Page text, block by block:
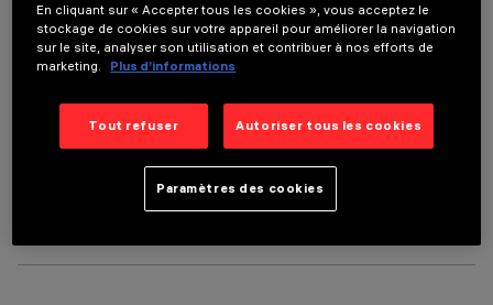
COMPOSANTS OPTIONNELS
En cliquant sur « Accepter tous les cookies », vous acceptez le
stockage de cookies sur votre appareil pour améliorer la navigation
sur le site, analyser son utilisation et contribuer à nos efforts de
marketing.
Plus d’informations
Tout refuser Autoriser tous les cookies
Paramètres des cookies